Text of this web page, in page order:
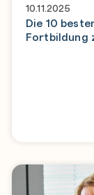
10.11.2025
Die 10
Fortbildung